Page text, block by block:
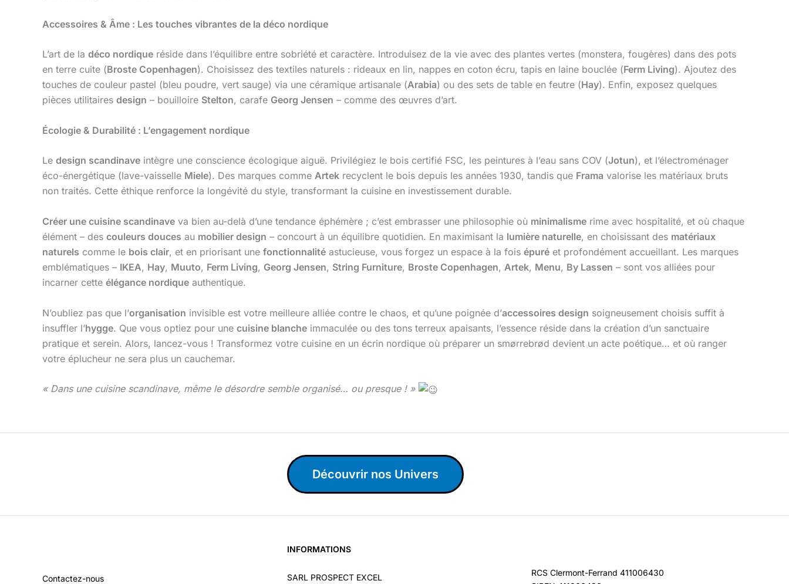
Accessoires & Âme : Les touches vibrantes de la déco nordique
L’art de la déco nordique réside dans l’équilibre entre sobriété et caractère. Introduisez de la vie avec des plantes vertes (monstera, fougères) dans des pots
en terre cuite (Broste Copenhagen). Choisissez des textiles naturels : rideaux en lin, nappes en coton écru, tapis en laine bouclée (Ferm Living). Ajoutez des
touches de couleur pastel (bleu poudre, vert sauge) via une céramique artisanale (Arabia) ou des sets de table en feutre (Hay). Enfin, exposez quelques
pièces utilitaires design – bouilloire Stelton, carafe Georg Jensen – comme des œuvres d’art.
Écologie & Durabilité : L’engagement nordique
Le design scandinave intègre une conscience écologique aiguë. Privilégiez le bois certifié FSC, les peintures à l’eau sans COV (Jotun), et l’électroménager
éco-énergétique (lave-vaisselle Miele). Des marques comme Artek recyclent le bois depuis les années 1930, tandis que Frama valorise les matériaux bruts
non traités. Cette éthique renforce la longévité du style, transformant la cuisine en investissement durable.
Créer une cuisine scandinave va bien au-delà d’une tendance éphémère ; c’est embrasser une philosophie où minimalisme rime avec hospitalité, et où chaque
élément – des couleurs douces au mobilier design – concourt à un équilibre quotidien. En maximisant la lumière naturelle, en choisissant des matériaux
naturels comme le bois clair, et en priorisant une fonctionnalité astucieuse, vous forgez un espace à la fois épuré et profondément accueillant. Les marques
emblématiques – IKEA, Hay, Muuto, Ferm Living, Georg Jensen, String Furniture, Broste Copenhagen, Artek, Menu, By Lassen – sont vos alliées pour
incarner cette élégance nordique authentique.
N’oubliez pas que l’organisation invisible est votre meilleure alliée contre le chaos, et qu’une poignée d’accessoires design soigneusement choisis suffit à
insuffler l’hygge. Que vous optiez pour une cuisine blanche immaculée ou des tons terreux apaisants, l’essence réside dans la création d’un sanctuaire
pratique et serein. Alors, lancez-vous ! Transformez votre cuisine en un écrin nordique où préparer un smørrebrød devient un acte poétique… et où ranger
votre éplucheur ne sera plus un cauchemar.
« Dans une cuisine scandinave, même le désordre semble organisé… ou presque ! »
Découvrir nos Univers
Contactez-nous
INFORMATIONS
SARL PROSPECT EXCEL
RCS Clermont-Ferrand 411006430